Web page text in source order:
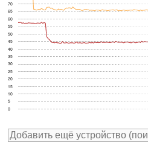
0
5
10
15
20
25
30
35
40
45
50
55
60
65
70